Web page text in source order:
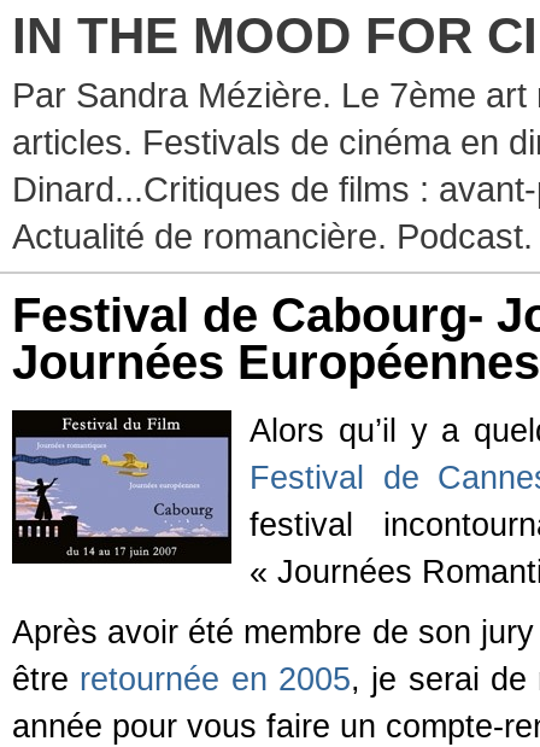
IN THE MOOD FOR
Par Sandra Mézière. Le 7ème
articles. Festivals de cinéma en
Dinard...Critiques de films :
Actualité de romancière. Podcast.
Festival de Cabourg-
Journées
Alors qu’il y a
Festival de
festival
« Journées
Après avoir été membre de son
être retournée en 2005, je serai de
année pour vous faire un compte-